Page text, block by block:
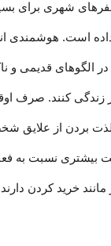
شهری برای
است. هوشمندی
الگوهای قدیمی و
زندگی کنند. صرف
بردن از علایق
بیشتری نسبت به
خرید کردن